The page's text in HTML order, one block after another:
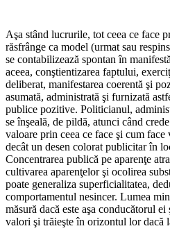
Aşa stând lucrurile, tot ceea ce face
răsfrânge ca model (urmat sau
se contabilizează spontan în
aceea, conştientizarea faptului,
deliberat, manifestarea coerentă şi
asumată, administrată şi furnizată
publice pozitive. Politicianul,
se înşeală, de pildă, atunci când
valoare prin ceea ce face şi cum
decât un desen colorat publicitar în
Concentrarea publică pe aparenţe
cultivarea aparenţelor şi ocolirea
poate generaliza superficialitatea,
comportamentul nesincer. Lumea
măsură dacă este aşa conducătorul
valori şi trăieşte în orizontul lor dacă